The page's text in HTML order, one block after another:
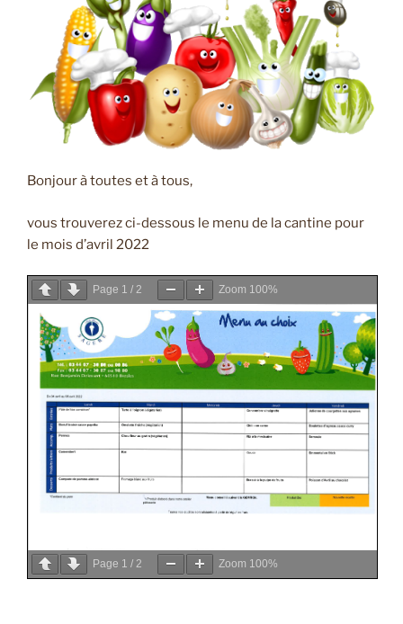
Bonjour à toutes et à tous,
vous trouverez ci-dessous le menu de la cantine pour
le mois d’avril 2022
Page 1 / 2 Zoom 100%
Page 1 / 2 Zoom 100%